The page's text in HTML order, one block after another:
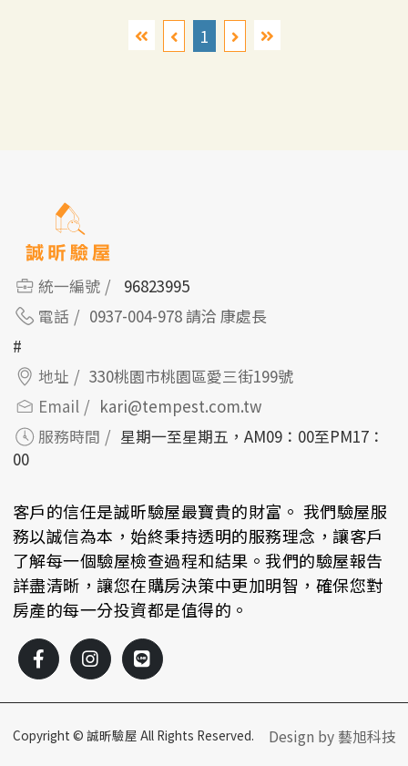
1
統一編號
96823995
電話
0937-004-978 請洽 康處長
#
地址
330桃園市桃園區愛三街199號
Email
kari@tempest.com.tw
服務時間
星期一至星期五，AM09：00至PM17：
00
客戶的信任是誠昕驗屋最寶貴的財富。 我們驗屋服
務以誠信為本，始終秉持透明的服務理念，讓客戶
了解每一個驗屋檢查過程和結果。我們的驗屋報告
詳盡清晰，讓您在購房決策中更加明智，確保您對
房產的每一分投資都是值得的。
Copyright © 誠昕驗屋 All Rights Reserved. Design by 藝旭科技